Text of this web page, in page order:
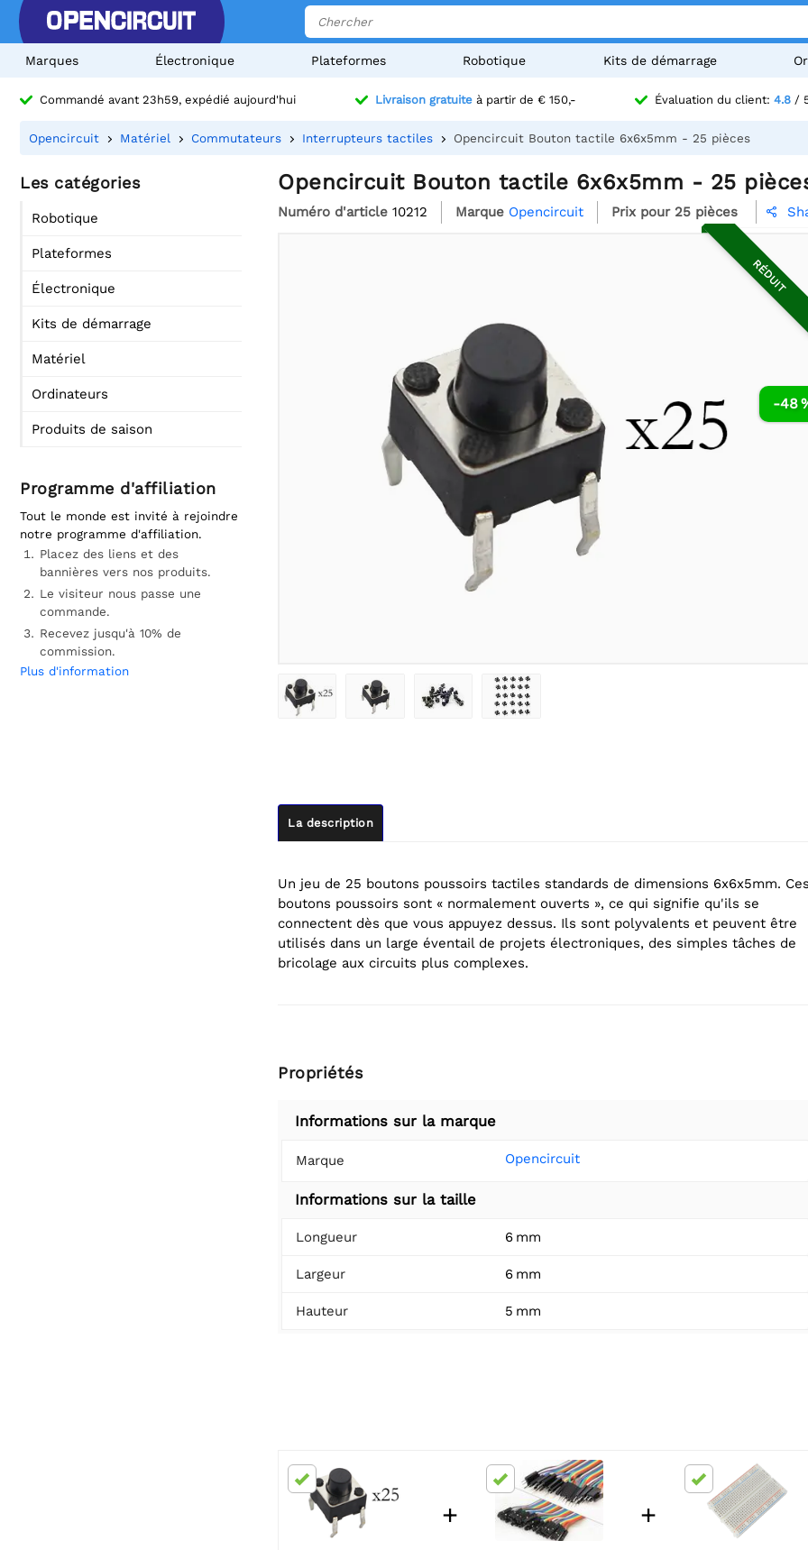
Marques Électronique Plateformes Robotique Kits de démarrage
Commandé avant 23h59, expédié aujourd'hui Livraison gratuiteà partir de € 150,- Évaluation du client: 4.8 /
Opencircuit Matériel Commutateurs Interrupteurs tactiles Opencircuit Bouton tactile 6x6x5mm - 25 pièces
Les catégories
Robotique
Plateformes
Électronique
Kits de démarrage
Matériel
Ordinateurs
Produits de saison
Programme d'affiliation
Tout le monde est invité à rejoindre
notre programme d'affiliation.
Placez des liens et des
bannières vers nos produits.
Le visiteur nous passe une
commande.
Recevez jusqu'à 10% de
commission.
Plus d'information
Opencircuit Bouton tactile 6x6x5mm - 25
Numéro d'article 10212 Marque Opencircuit Prix pour 25 pièces 
-48
RÉDUIT
La description
Un jeu de 25 boutons poussoirs tactiles standards de dimensions 6x6x5mm.
boutons poussoirs sont « normalement ouverts », ce qui signifie qu'ils se
connectent dès que vous appuyez dessus. Ils sont polyvalents et peuvent être
utilisés dans un large éventail de projets électroniques, des simples tâches de
bricolage aux circuits plus complexes.
Propriétés
Informations sur la marque
Marque Opencircuit
Informations sur la taille
Longueur 6 mm
Largeur 6 mm
Hauteur 5 mm
+ +